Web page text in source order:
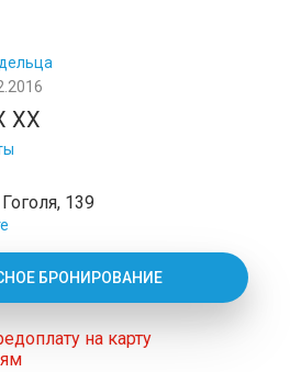
XX
139
БРОНИРОВАНИЕ
на карту